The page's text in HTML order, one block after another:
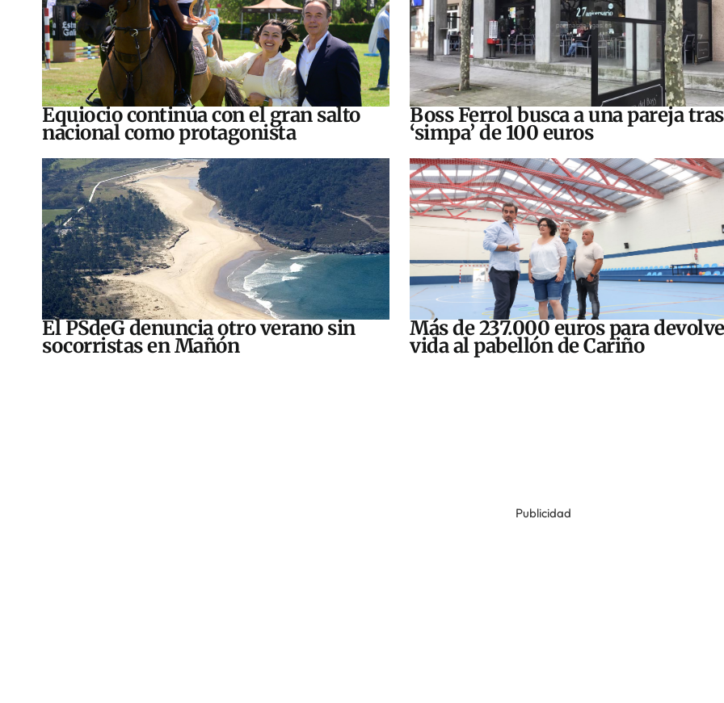
Equiocio continúa con el gran salto
nacional como protagonista
Boss Ferrol busca a una pareja
‘simpa’ de 100 euros
El PSdeG denuncia otro verano sin
socorristas en Mañón
Más de 237.000 euros para
vida al pabellón de Cariño
Publicidad